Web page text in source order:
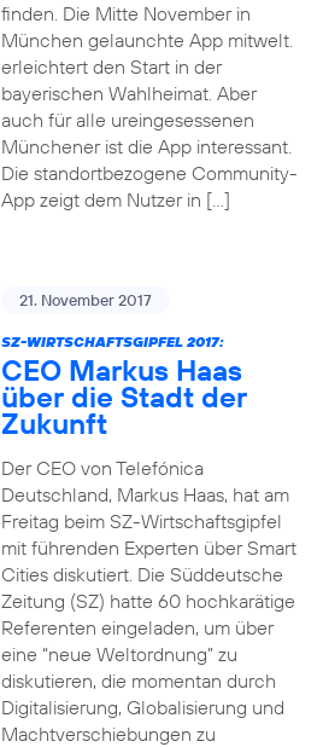
finden. Die Mitte November in
München gelaunchte App mitwelt.
erleichtert den Start in der
bayerischen Wahlheimat. Aber
auch für alle ureingesessenen
Münchener ist die App interessant.
Die standortbezogene Community-
App zeigt dem Nutzer in […]
21. November 2017
SZ-WIRTSCHAFTSGIPFEL 2017:
CEO Markus Haas
über die Stadt der
Zukunft
Der CEO von Telefónica
Deutschland, Markus Haas, hat am
Freitag beim SZ-Wirtschaftsgipfel
mit führenden Experten über Smart
Cities diskutiert. Die Süddeutsche
Zeitung (SZ) hatte 60 hochkarätige
Referenten eingeladen, um über
eine “neue Weltordnung” zu
diskutieren, die momentan durch
Digitalisierung, Globalisierung und
Machtverschiebungen zu